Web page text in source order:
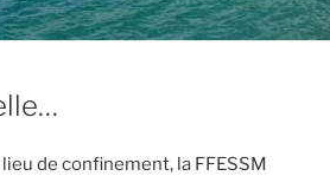
de confinement, la FFESSM